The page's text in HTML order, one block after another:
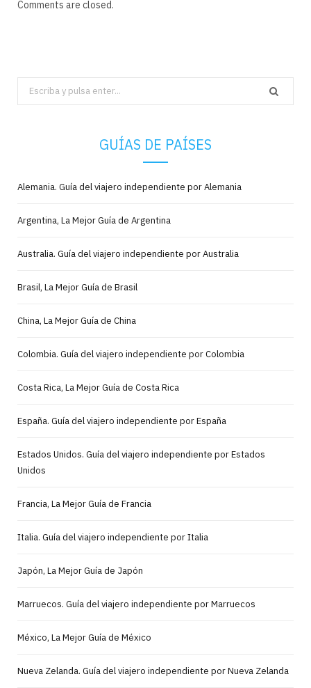
Comments are closed.
Search
for:
GUÍAS DE PAÍSES
Alemania. Guía del viajero independiente por Alemania
Argentina, La Mejor Guía de Argentina
Australia. Guía del viajero independiente por Australia
Brasil, La Mejor Guía de Brasil
China, La Mejor Guía de China
Colombia. Guía del viajero independiente por Colombia
Costa Rica, La Mejor Guía de Costa Rica
España. Guía del viajero independiente por España
Estados Unidos. Guía del viajero independiente por Estados
Unidos
Francia, La Mejor Guía de Francia
Italia. Guía del viajero independiente por Italia
Japón, La Mejor Guía de Japón
Marruecos. Guía del viajero independiente por Marruecos
México, La Mejor Guía de México
Nueva Zelanda. Guía del viajero independiente por Nueva Zelanda